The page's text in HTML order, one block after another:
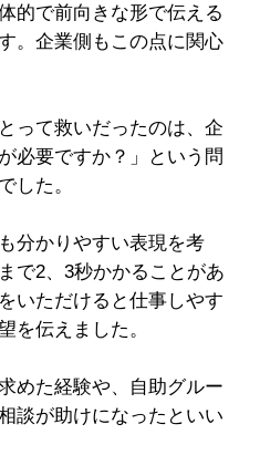
的で前向きな形で伝える
。企業側もこの点に関心
って救いだったのは、企
必要ですか？」という問
した。
分かりやすい表現を考
で2、3秒かかることがあ
いただけると仕事しやす
を伝えました。
めた経験や、自助グルー
談が助けになったといい